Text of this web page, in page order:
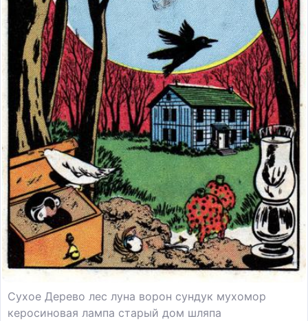
Сухое Дерево лес луна ворон сундук мухомор
керосиновая лампа старый дом шляпа